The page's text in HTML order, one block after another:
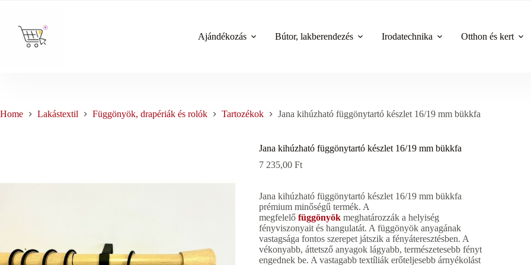
content
Ajándékozás
Bútor, lakberendezés Irodatechnika Otthon és kert
Home Lakástextil Függönyök, drapériák és rolók Tartozékok Jana kihúzható függönytartó készlet 16/19 mm bükkfa
Jana kihúzható függönytartó készlet 16/19 mm bükkfa
7 235,00Ft
Jana kihúzható függönytartó készlet 16/19 mm bükkfa
prémium minőségű termék. A
megfelelőfüggönyök meghatározzák a helyiség
fényviszonyait és hangulatát. A függönyök anyagának
vastagsága fontos szerepet játszik a fényáteresztésben. A
vékonyabb, áttetsző anyagok lágyabb, természetesebb fényt
engednek be. A vastagabb textíliák erőteljesebb árnyékolást